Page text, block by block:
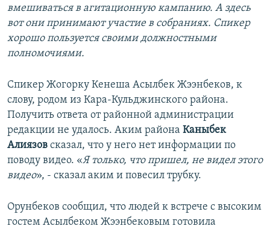
вмешиваться в агитационную кампанию. А здесь
вот они принимают участие в собраниях. Спикер
хорошо пользуется своими должностными
полномочиями.
Спикер Жогорку Кенеша Асылбек Жээнбеков, к
слову, родом из Кара-Кульджинского района.
Получить ответа от районной администрации
редакции не удалось. Аким района Каныбек
Алиязов сказал, что у него нет информации по
поводу видео. «Я только, что пришел, не видел этого
видео», - сказал аким и повесил трубку.
Орунбеков сообщил, что людей к встрече с высоким
гостем Асылбеком Жээнбековым готовила